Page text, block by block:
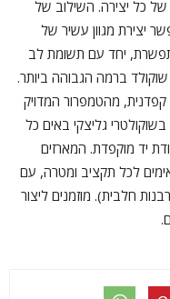
כל יצירה. השילוב של
יצירת מגוון עשיר של
יחד עם תשומת לב
ברמה הגבוהה ביותר.
מהטמפרור המדויק
גליצקי באים כל
יד מוקפדת. המארזים
לכל תקציב ומטרה, עם
חלבית). מוזמנים ליצור